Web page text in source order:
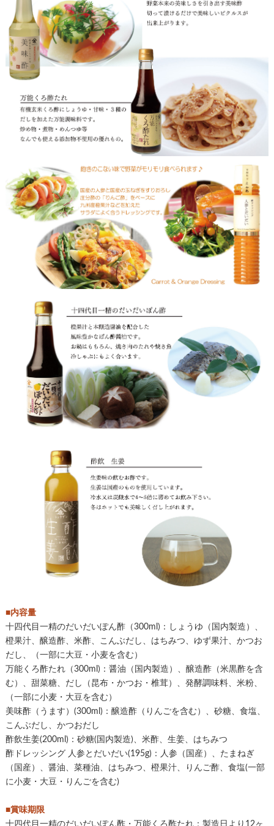
■内容量
十四代目一精のだいだいぽん酢（300ml)：しょうゆ（国内製造）、
橙果汁、醸造酢、米酢、こんぶだし、はちみつ、ゆず果汁、かつお
だし、（一部に大豆・小麦を含む）
万能くろ酢たれ（300ml)：醤油（国内製造）、醸造酢（米黒酢を含
む）、甜菜糖、だし（昆布・かつお・椎茸）、発酵調味料、米粉、
（一部に小麦・大豆を含む）
美味酢（うます）(300ml)：醸造酢（りんごを含む）、砂糖、食塩、
こんぶだし、かつおだし
酢飲生姜(200ml)：砂糖(国内製造)、米酢、生姜、はちみつ
酢ドレッシング 人参とだいだい(195g)：人参（国産）、たまねぎ
（国産）、醤油、菜種油、はちみつ、橙果汁、りんご酢、食塩(一部
に小麦・大豆・りんごを含む)
■賞味期限
十四代目一精のだいだいぽん酢・万能くろ酢たれ：製造日より12ヶ